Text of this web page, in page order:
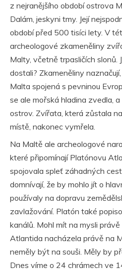
z nejranějšího období ostrova
Dalám, jeskyni tmy. Její
období před 500 tisíci lety. V
archeologové zkameněliny
Malty, včetně trpasličích slonů.
dostali? Zkameněliny
Malta spojená s pevninou
se ale mořská hladina zvedla,
ostrov. Zvířata, která zůstala
místě, nakonec vymřela.
Na Maltě ale archeologové
které připomínají Platónovu
spojovala spleť záhadných
domnívají, že by mohlo jít o
používaly na dopravu
zavlažování. Platón také
kanálů. Mohl mít na mysli
Atlantida nacházela právě na
neměly být na souši. Měly by
Dnes víme o 24 chrámech ve